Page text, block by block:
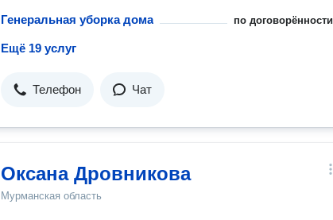
Генеральная уборка дома по договорённости
Ещё 19 услуг
Телефон Чат
Оксана Дровникова
Мурманская область